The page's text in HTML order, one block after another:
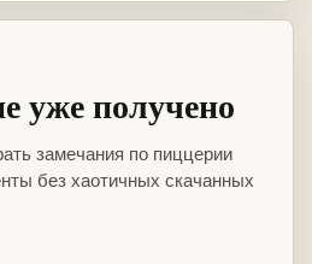
уже получено
замечания по пиццерии
без хаотичных скачанных